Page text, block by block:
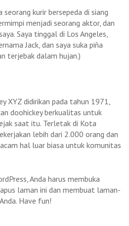
seorang kurir bersepeda di siang
menjadi seorang aktor, dan
Saya tinggal di Los Angeles,
Jack, dan saya suka piña
terjebak dalam hujan.)
XYZ didirikan pada tahun 1971,
doohickey berkualitas untuk
saat itu. Terletak di Kota
lebih dari 2.000 orang dan
hal luar biasa untuk komunitas
Anda harus membuka
laman ini dan membuat laman-
Have fun!